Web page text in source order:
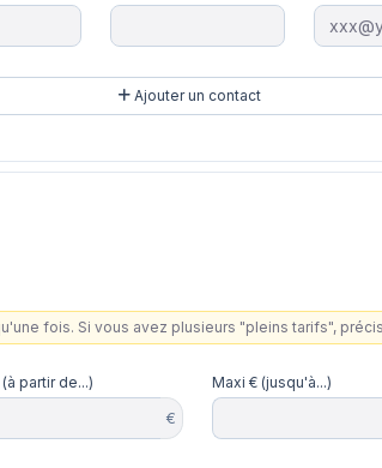
Ajouter un contact
fois. Si vous avez plusieurs "pleins tarifs",
partir de...)
€
Maxi € (jusqu'à...)